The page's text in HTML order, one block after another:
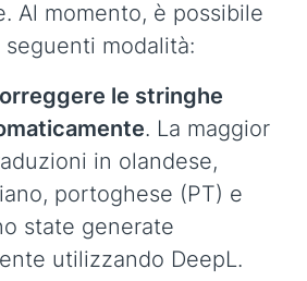
Al momento, è possibile
modalità:
le stringhe
. La maggior
in olandese,
portoghese (PT) e
state generate
utilizzando DeepL.